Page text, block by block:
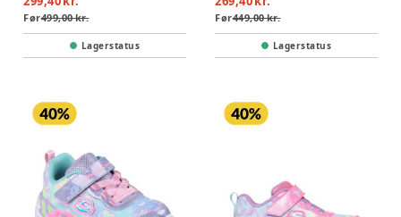
Før499,00 kr.
Lagerstatus
Før449,00 kr.
Lagerstatus